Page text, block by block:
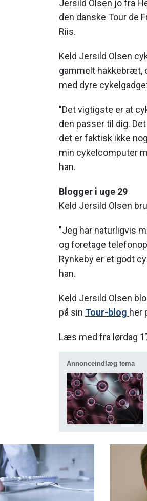
Jersild Olsen jo fra
den danske Tour de
Riis.
Keld Jersild Olsen
gammelt hakkebræt,
med dyre
"Det vigtigste er at
den passer til dig.
det er faktisk ikke
min cykelcomputer
han.
Blogger i uge 29
Keld Jersild Olsen
"Jeg har naturligvis
og foretage
Rynkeby er et godt
han.
Keld Jersild Olsen
på sin Tour-blog her
Læs med fra lørdag
Annonceindlæg tema